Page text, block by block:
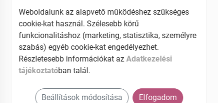
Weboldalunk az alapvető működéshez szükséges
cookie-kat használ. Szélesebb körű
funkcionalitáshoz (marketing, statisztika, személyre
szabás) egyéb cookie-kat engedélyezhet.
Részletesebb információkat azAdatkezelési
tájékoztatóban talál.
Beállítások módosítása Elfogadom